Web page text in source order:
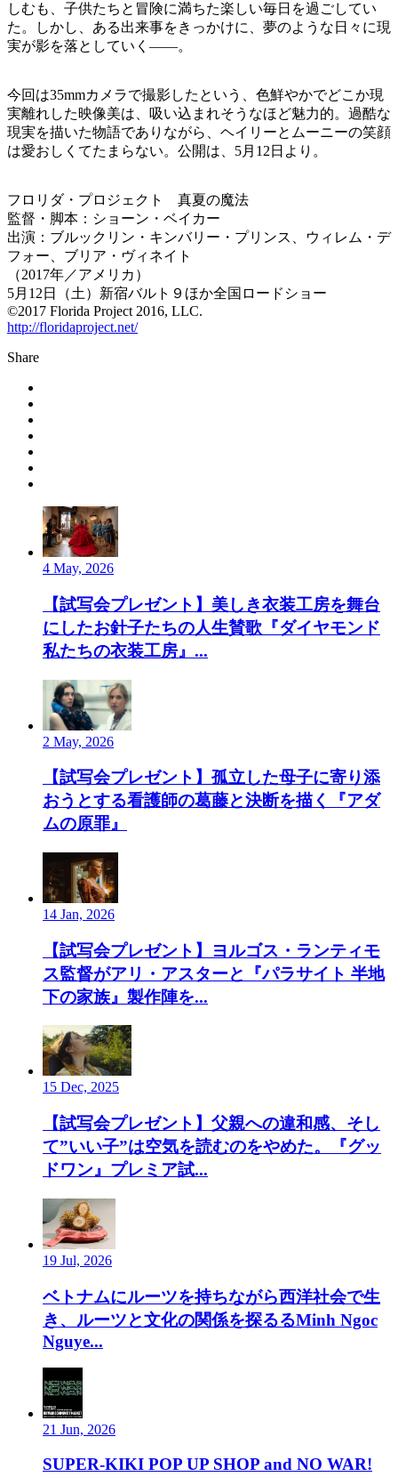
しむも、子供たちと冒険に満ちた楽しい毎日を過ごしてい
た。しかし、ある出来事をきっかけに、夢のような日々に現
実が影を落としていく――。
今回は35mmカメラで撮影したという、色鮮やかでどこか現
実離れした映像美は、吸い込まれそうなほど魅力的。過酷な
現実を描いた物語でありながら、ヘイリーとムーニーの笑顔
は愛おしくてたまらない。公開は、5月12日より。
フロリダ・プロジェクト 真夏の魔法
監督・脚本：ショーン・ベイカー
出演：ブルックリン・キンバリー・プリンス、ウィレム・デ
フォー、ブリア・ヴィネイト
（2017年／アメリカ）
5月12日（土）新宿バルト９ほか全国ロードショー
©2017 Florida Project 2016, LLC.
http://floridaproject.net/
Share
4 May, 2026
【試写会プレゼント】美しき衣装工房を舞台
にしたお針子たちの人生賛歌『ダイヤモンド
私たちの衣装工房』...
2 May, 2026
【試写会プレゼント】孤立した母子に寄り添
おうとする看護師の葛藤と決断を描く『アダ
ムの原罪』
14 Jan, 2026
【試写会プレゼント】ヨルゴス・ランティモ
ス監督がアリ・アスターと『パラサイト 半地
下の家族』製作陣を...
15 Dec, 2025
【試写会プレゼント】父親への違和感、そし
て”いい子”は空気を読むのをやめた。『グッ
ドワン』プレミア試...
19 Jul, 2026
ベトナムにルーツを持ちながら西洋社会で生
き、ルーツと文化の関係を探るるMinh Ngoc
Nguye...
21 Jun, 2026
SUPER-KIKI POP UP SHOP and NO WAR!